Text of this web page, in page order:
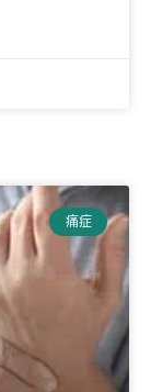
痛症